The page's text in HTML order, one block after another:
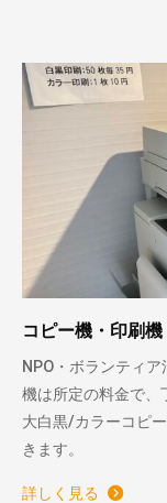
コピー機・印刷
NPO・ボランティ
機は所定の料金で、
大白黒/カラーコピ
きます。
詳しく見る